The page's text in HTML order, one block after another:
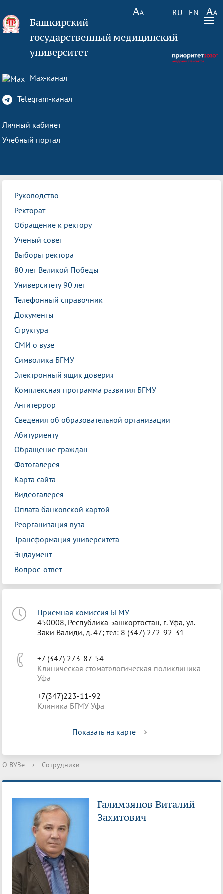
RU EN
Башкирский
государственный медицинский
университет
Max-канал
Telegram-канал
Личный кабинет
Учебный портал
Руководство
Ректорат
Обращение к ректору
Ученый совет
Выборы ректора
80 лет Великой Победы
Университету 90 лет
Телефонный справочник
Документы
Структура
СМИ о вузе
Символика БГМУ
Электронный ящик доверия
Комплексная программа развития БГМУ
Антитеррор
Сведения об образовательной организации
Абитуриенту
Обращение граждан
Фотогалерея
Карта сайта
Видеогалерея
Оплата банковской картой
Реорганизация вуза
Трансформация университета
Эндаумент
Вопрос-ответ
Приёмная комиссия БГМУ
450008, Республика Башкортостан, г. Уфа, ул.
Заки Валиди, д. 47; тел: 8 (347) 272-92-31
+7 (347) 273-87-54
Клиническая стоматологическая поликлиника
Уфа
+7(347)223-11-92
Клиника БГМУ Уфа
Показать на карте
О ВУЗе › Сотрудники
Галимзянов Виталий
Захитович